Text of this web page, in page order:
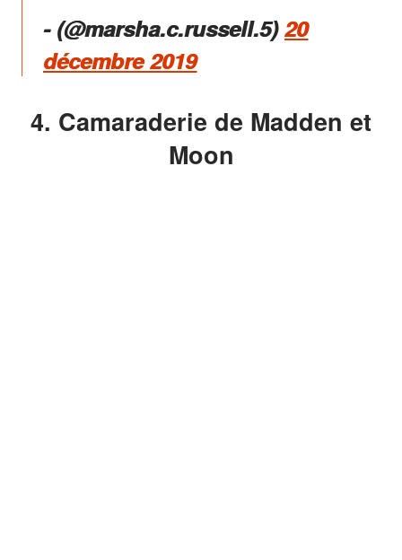
- (@marsha.c.russell.5)20
décembre 2019
4. Camaraderie de Madden et
Moon